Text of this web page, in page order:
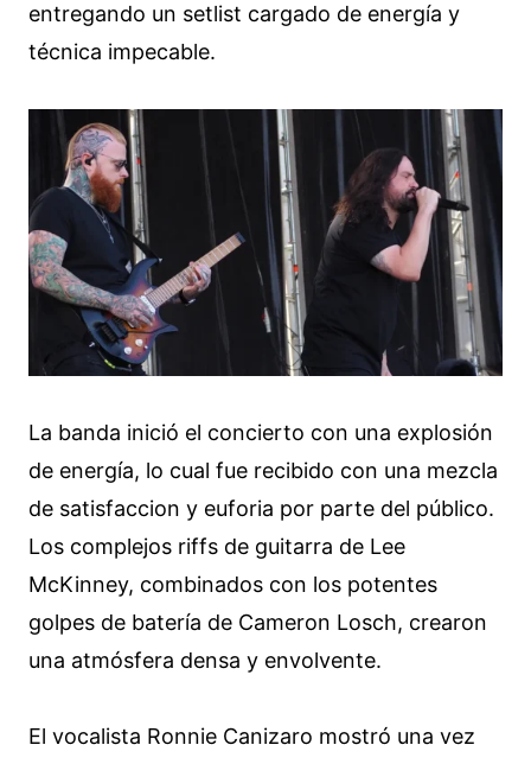
entregando un setlist cargado de energía y
técnica impecable.
La banda inició el concierto con una explosión
de energía, lo cual fue recibido con una mezcla
de satisfaccion y euforia por parte del público.
Los complejos riffs de guitarra de Lee
McKinney, combinados con los potentes
golpes de batería de Cameron Losch, crearon
una atmósfera densa y envolvente.
El vocalista Ronnie Canizaro mostró una vez